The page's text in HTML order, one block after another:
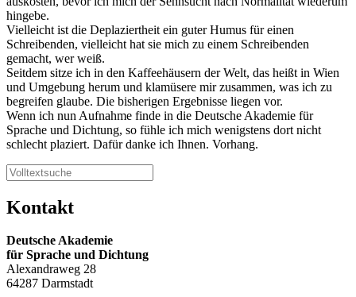
hingebe.
Vielleicht ist die Deplaziertheit ein guter Humus für einen
Schreibenden, vielleicht hat sie mich zu einem Schreibenden
gemacht, wer weiß.
Seitdem sitze ich in den Kaffeehäusern der Welt, das heißt in Wien
und Umgebung herum und klamüsere mir zusammen, was ich zu
begreifen glaube. Die bisherigen Ergebnisse liegen vor.
Wenn ich nun Aufnahme finde in die Deutsche Akademie für
Sprache und Dichtung, so fühle ich mich wenigstens dort nicht
schlecht plaziert. Dafür danke ich Ihnen. Vorhang.
Kontakt
Deutsche Akademie
für Sprache und Dichtung
Alexandraweg 28
64287 Darmstadt